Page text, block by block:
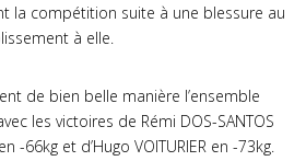
la compétition suite à une blessure au
à elle.
de bien belle manière l’ensemble
les victoires de Rémi DOS-SANTOS
-66kg et d’Hugo VOITURIER en -73kg.